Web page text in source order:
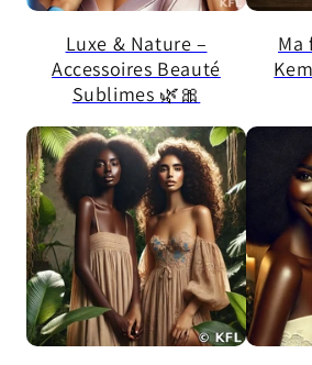
Luxe & Nature –
Accessoires Beauté
Sublimes 🌿🎀
Ma